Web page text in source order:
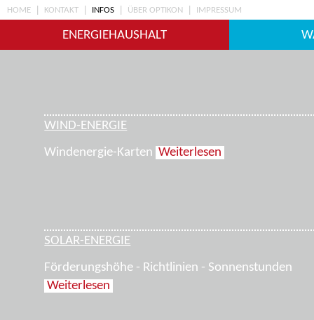
Direkt zum Inhalt
HOME KONTAKT INFOS ÜBER OPTIKON IMPRESSUM
ENERGIEHAUSHALT
WIND-ENERGIE
Windenergie-Karten Weiterlesen
SOLAR-ENERGIE
Förderungshöhe - Richtlinien - Sonnenstunden
Weiterlesen